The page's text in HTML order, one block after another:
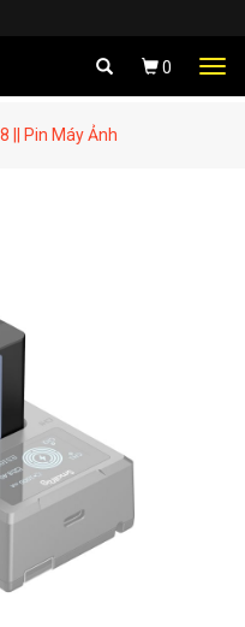
0
|| Pin Máy Ảnh